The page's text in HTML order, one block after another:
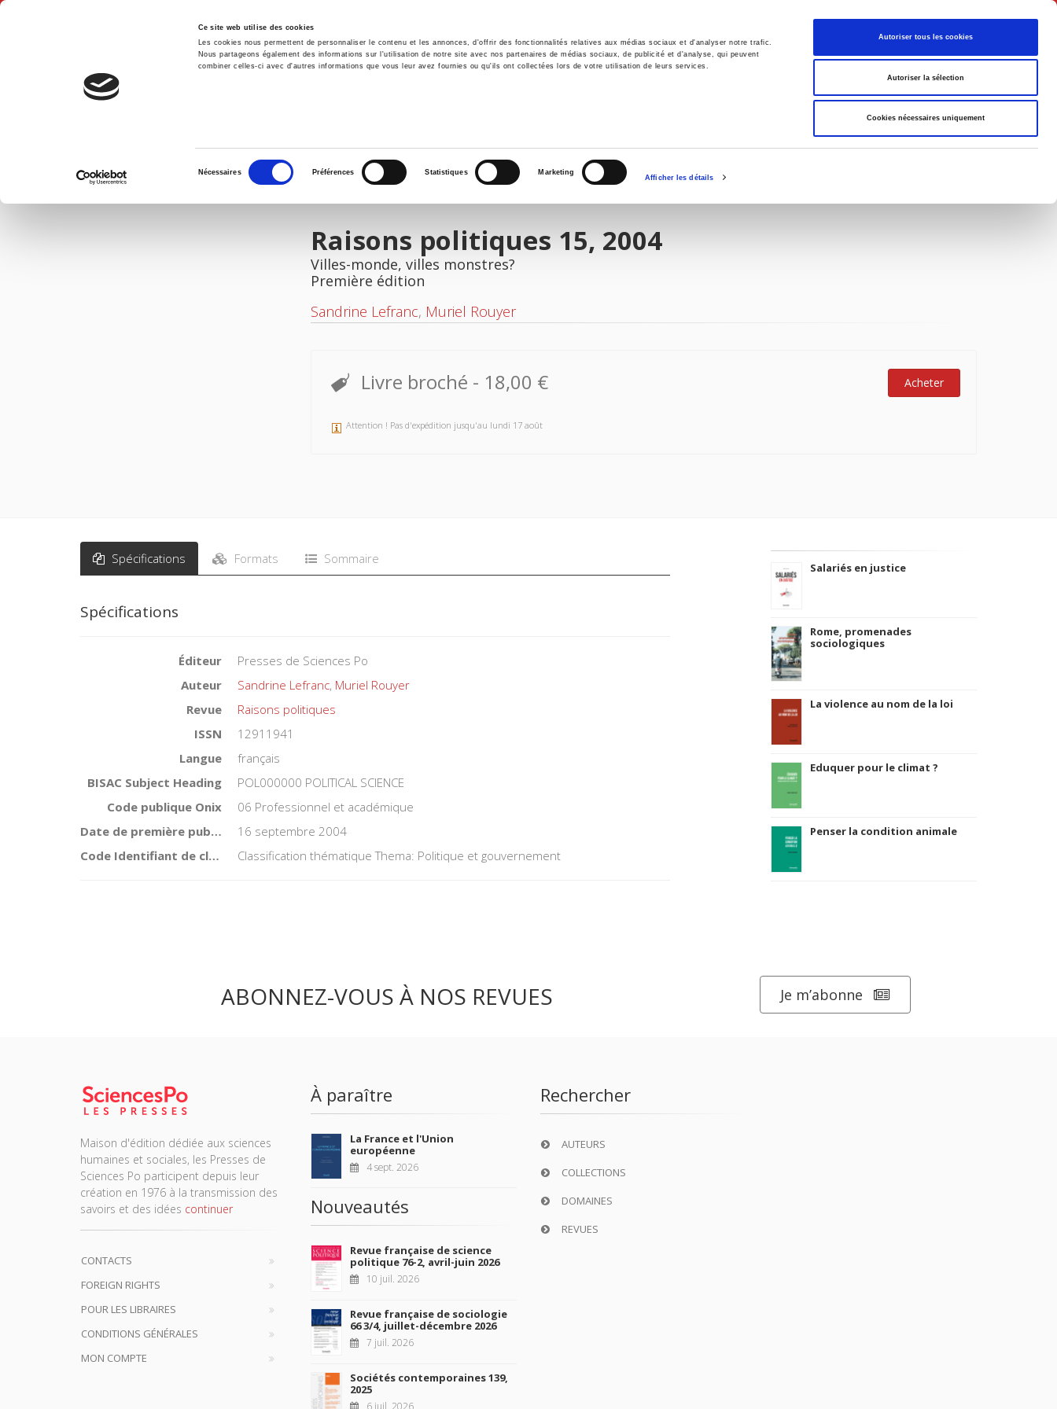
Ce site web utilise des cookies
Les cookies nous permettent de personnaliser le contenu et les annonces, d'offrir des fonctionnalités relatives aux médias sociaux et d'analyser notre trafic.
Nous partageons également des informations sur l'utilisation de notre site avec nos partenaires de médias sociaux, de publicité et d'analyse, qui peuvent
combiner celles-ci avec d'autres informations que vous leur avez fournies ou qu'ils ont collectées lors de votre utilisation de leurs services.
consentement
Nécessaires Préférences Statistiques Marketing
Afficher les détails
Autoriser tous les cookies
Autoriser la sélection
Cookies nécessaires uniquement
Français
Accueil Environnement Histoire International
IMAGES
Raisons politiques 15, 2004
Villes-monde, villes monstres?
Première édition
Sandrine Lefranc, Muriel Rouyer
Livre broché - 18,00 € Acheter
Attention ! Pas d'expédition jusqu'au lundi 17 août
Spécifications Formats Sommaire
Spécifications
Éditeur
Presses de Sciences Po
Auteur
Sandrine Lefranc, Muriel Rouyer
Revue
Raisons politiques
ISSN
12911941
Langue
français
BISAC Subject Heading
POL000000 POLITICAL SCIENCE
Code publique Onix
06 Professionnel et académique
Date de première publication du titre
16 septembre 2004
Code Identifiant de classement sujet
Classification thématique Thema: Politique et gouvernement
Salariés en justice
Rome, promenades
sociologiques
La violence au nom de la loi
Eduquer pour le climat ?
Penser la condition animale
ABONNEZ-VOUS À NOS REVUES Je m’abonne
Maison d'édition dédiée aux sciences
humaines et sociales, les Presses de
Sciences Po participent depuis leur
création en 1976 à la transmission des
savoirs et des idées continuer
CONTACTS
FOREIGN RIGHTS
POUR LES LIBRAIRES
CONDITIONS GÉNÉRALES
MON COMPTE
À paraître
La France et l'Union
européenne
4 sept. 2026
Nouveautés
Revue française de science
politique 76-2, avril-juin 2026
10 juil. 2026
Revue française de sociologie
66 3/4, juillet-décembre 2026
7 juil. 2026
Sociétés contemporaines 139,
2025
6 juil. 2026
Rechercher
AUTEURS
COLLECTIONS
DOMAINES
REVUES